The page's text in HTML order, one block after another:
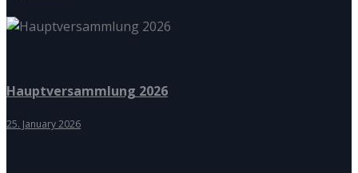
Hauptversammlung 2026
25. January 2026